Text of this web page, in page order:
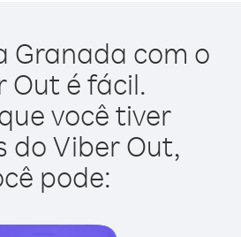
Granada com o
Out é fácil.
você tiver
do Viber Out,
pode: